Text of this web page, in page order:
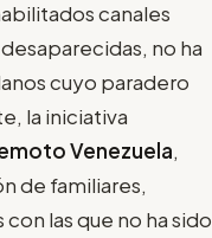
canales
no ha
cuyo paradero
la iniciativa
Venezuela,
de familiares,
las que no ha sido